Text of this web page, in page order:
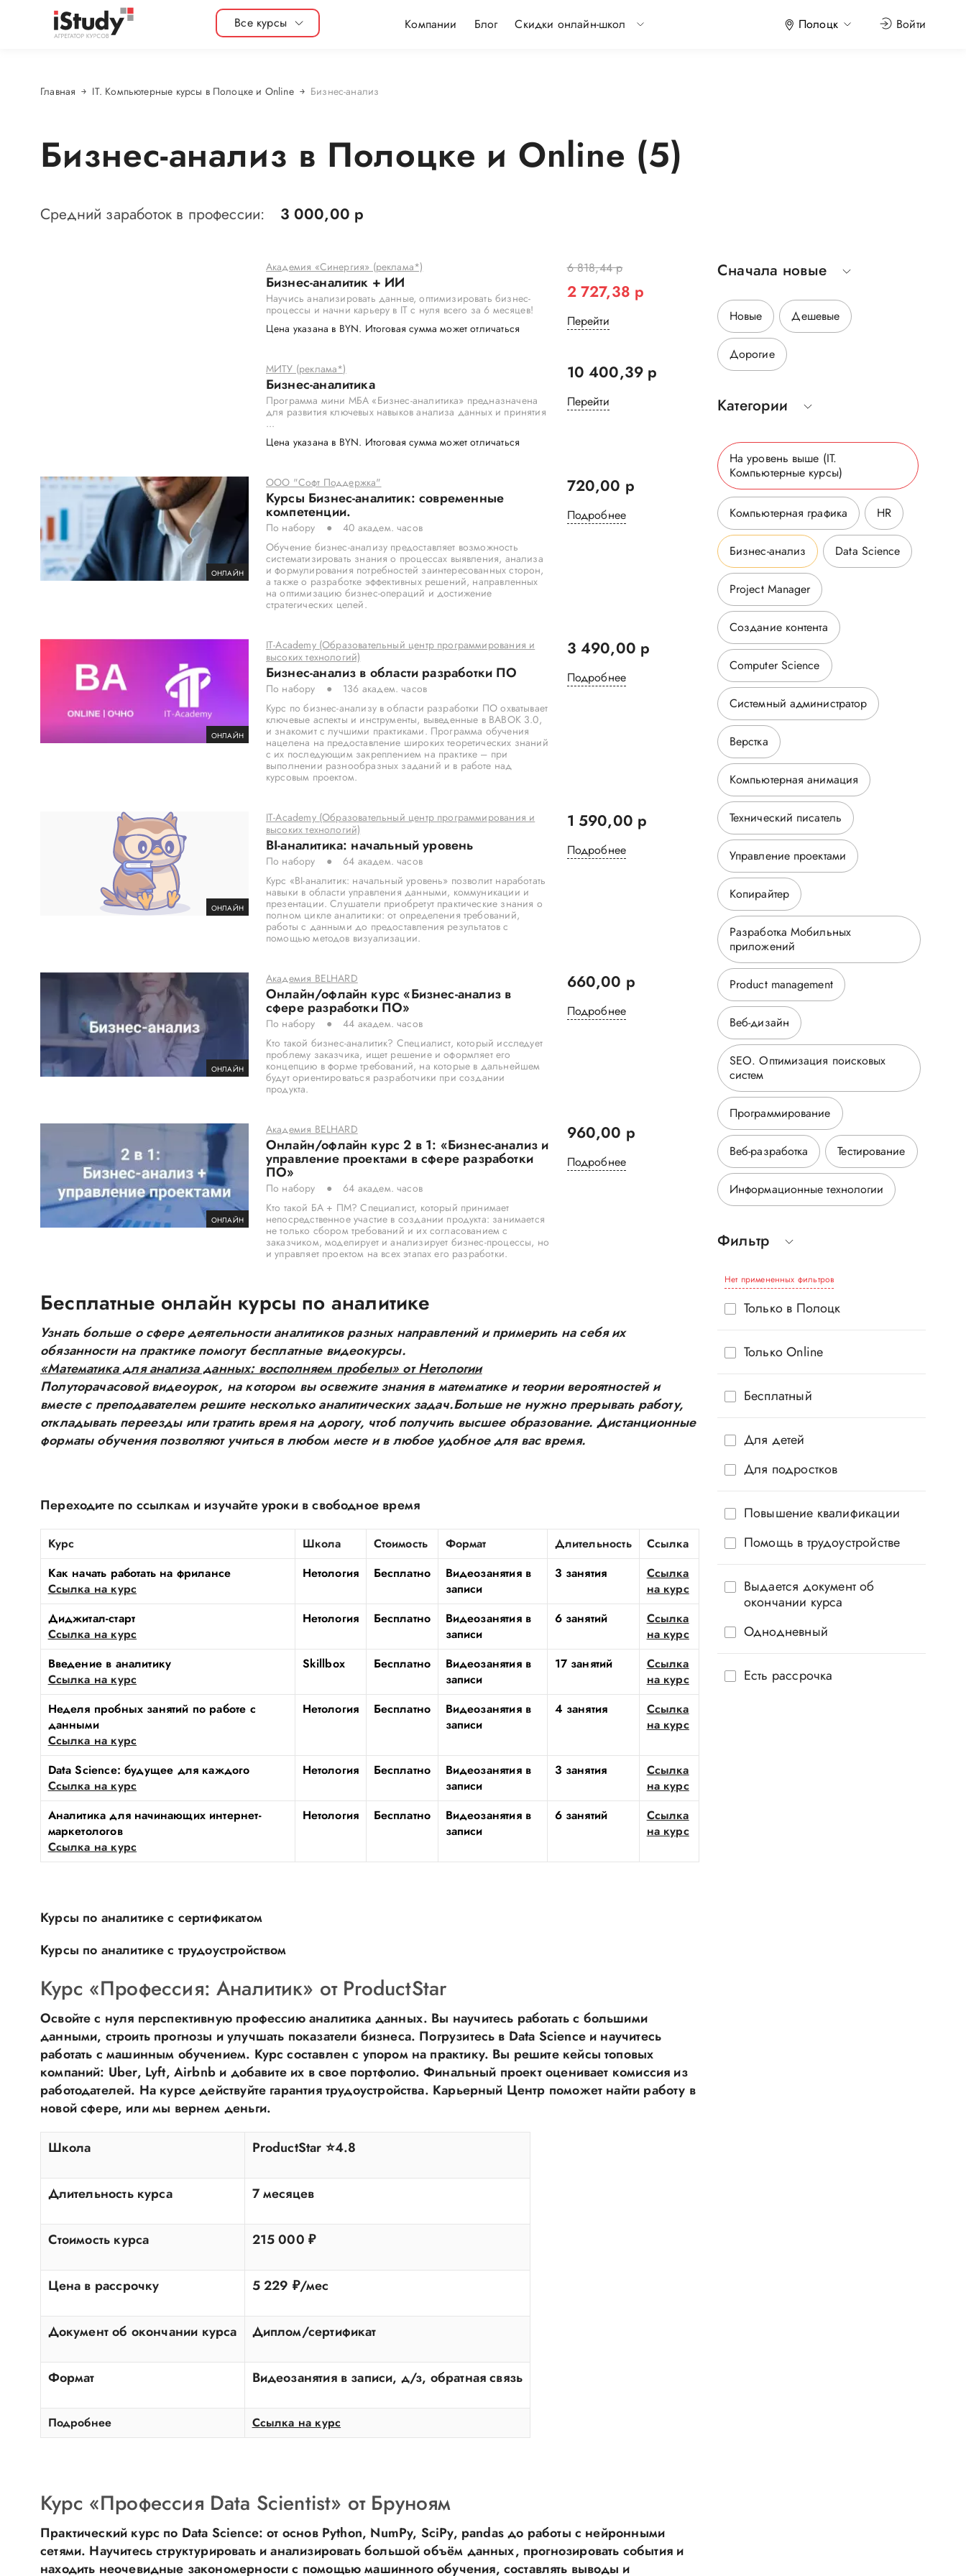
Все курсы Компании Блог Скидки онлайн-школ Полоцк Войти
Главная IT. Компьютерные курсы в Полоцке и Online Бизнес-анализ
Бизнес-анализ в Полоцке и Online (5)
Средний заработок в профессии: 3 000,00 р
Академия «Синергия» (реклама*)
Бизнес-аналитик + ИИ
Научись анализировать данные, оптимизировать бизнес-
процессы и начни карьеру в IT с нуля всего за 6 месяцев!
Цена указана в BYN. Итоговая сумма может отличаться
6 818,44 р
2 727,38 р
Перейти
МИТУ (реклама*)
Бизнес-аналитика
Программа мини MБA «Бизнес-аналитика» предназначена
для развития ключевых навыков анализа данных и принятия
...
Цена указана в BYN. Итоговая сумма может отличаться
10 400,39 р
Перейти
ОНЛАЙН
ООО "Софт Поддержка"
Курсы Бизнес-аналитик: современные
компетенции.
По набору
40 академ. часов
Обучение бизнес-анализу предоставляет возможность
систематизировать знания о процессах выявления, анализа
и формулирования потребностей заинтересованных сторон,
а также о разработке эффективных решений, направленных
на оптимизацию бизнес-операций и достижение
стратегических целей.
720,00 р
Подробнее
ОНЛАЙН
IT-Academy (Образовательный центр программирования и
высоких технологий)
Бизнес-анализ в области разработки ПО
По набору
136 академ. часов
Курс по бизнес-анализу в области разработки ПО охватывает
ключевые аспекты и инструменты, выведенные в BABOK 3.0,
и знакомит с лучшими практиками. Программа обучения
нацелена на предоставление широких теоретических знаний
с их последующим закреплением на практике – при
выполнении разнообразных заданий и в работе над
курсовым проектом.
3 490,00 р
Подробнее
ОНЛАЙН
IT-Academy (Образовательный центр программирования и
высоких технологий)
BI-аналитика: начальный уровень
По набору
64 академ. часов
Курс «BI-аналитик: начальный уровень» позволит наработать
навыки в области управления данными, коммуникации и
презентации. Слушатели приобретут практические знания о
полном цикле аналитики: от определения требований,
работы с данными до предоставления результатов с
помощью методов визуализации.
1 590,00 р
Подробнее
ОНЛАЙН
Академия BELHARD
Онлайн/офлайн курс «Бизнес-анализ в
сфере разработки ПО»
По набору
44 академ. часов
Кто такой бизнес-аналитик? Специалист, который исследует
проблему заказчика, ищет решение и оформляет его
концепцию в форме требований, на которые в дальнейшем
будут ориентироваться разработчики при создании
продукта.
660,00 р
Подробнее
ОНЛАЙН
Академия BELHARD
Онлайн/офлайн курс 2 в 1: «Бизнес-анализ и
управление проектами в сфере разработки
ПО»
По набору
64 академ. часов
Кто такой БА + ПМ? Специалист, который принимает
непосредственное участие в создании продукта: занимается
не только сбором требований и их согласованием с
заказчиком, моделирует и анализирует бизнес-процессы, но
и управляет проектом на всех этапах его разработки.
960,00 р
Подробнее
Бесплатные онлайн курсы по аналитике
Узнать больше о сфере деятельности аналитиков разных направлений и примерить на себя их
обязанности на практике помогут бесплатные видеокурсы.
«Математика для анализа данных: восполняем пробелы» от Нетологии
Полуторачасовой видеоурок, на котором вы освежите знания в математике и теории вероятностей и
вместе с преподавателем решите несколько аналитических задач.Больше не нужно прерывать работу,
откладывать переезды или тратить время на дорогу, чтоб получить высшее образование. Дистанционные
форматы обучения позволяют учиться в любом месте и в любое удобное для вас время.
Переходите по ссылкам и изучайте уроки в свободное время
Курс Школа Стоимость Формат Длительность
Ссылка
Как начать работать на фрилансе
Ссылка на курс
Нетология Бесплатно
Видеозанятия в
записи
3 занятия
Ссылка
на курс
Диджитал-старт
Ссылка на курс
Нетология Бесплатно
Видеозанятия в
записи
6 занятий
Ссылка
на курс
Введение в аналитику
Ссылка на курс
Skillbox Бесплатно
Видеозанятия в
записи
17 занятий
Ссылка
на курс
Неделя пробных занятий по работе с
данными
Ссылка на курс
Нетология Бесплатно
Видеозанятия в
записи
4 занятия
Ссылка
на курс
Data Science: будущее для каждого
Ссылка на курс
Нетология Бесплатно
Видеозанятия в
записи
3 занятия
Ссылка
на курс
Аналитика для начинающих интернет-
маркетологов
Ссылка на курс
Нетология Бесплатно
Видеозанятия в
записи
6 занятий
Ссылка
на курс
Курсы по аналитике с сертификатом
Курсы по аналитике с трудоустройством
Курс «Профессия: Аналитик» от ProductStar
Освойте с нуля перспективную профессию аналитика данных. Вы научитесь работать с большими
данными, строить прогнозы и улучшать показатели бизнеса. Погрузитесь в Data Science и научитесь
работать с машинным обучением. Курс составлен с упором на практику. Вы решите кейсы топовых
компаний: Uber, Lyft, Airbnb и добавите их в свое портфолио. Финальный проект оценивает комиссия из
работодателей. На курсе действуйте гарантия трудоустройства. Карьерный Центр поможет найти работу в
новой сфере, или мы вернем деньги.
Школа ProductStar ⭐4.8
Длительность курса 7 месяцев
Стоимость курса 215 000 ₽
Цена в рассрочку 5 229 ₽/мес
Документ об окончании курса Диплом/сертификат
Формат Видеозанятия в записи, д/з, обратная связь
Подробнее Ссылка на курс
Курс «Профессия Data Scientist» от Бруноям
Практический курс по Data Science: от основ Python, NumPy, SciPy, pandas до работы с нейронными
сетями. Научитесь структурировать и анализировать большой объём данных, прогнозировать события и
находить неочевидные закономерности с помощью машинного обучения, составлять выводы и
Сначала новые
Новые Дешевые
Дорогие
Категории
На уровень выше (IT.
Компьютерные курсы)
Компьютерная графика HR
Бизнес-анализ Data Science
Project Manager
Создание контента
Computer Science
Системный администратор
Верстка
Компьютерная анимация
Технический писатель
Управление проектами
Копирайтер
Разработка Мобильных
приложений
Product management
Веб-дизайн
SEO. Оптимизация поисковых
систем
Программирование
Веб-разработка Тестирование
Информационные технологии
Фильтр
Нет примененных фильтров
Только в Полоцк
Только Online
Бесплатный
Для детей
Для подростков
Повышение квалификации
Помощь в трудоустройстве
Выдается документ об
окончании курса
Однодневный
Есть рассрочка